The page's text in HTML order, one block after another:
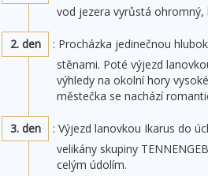
vod jezera vyrůstá ohromný,
2. den
: Procházka jedinečnou
stěnami. Poté výjezd
výhledy na okolní hory
městečka se nachází
3. den : Výjezd lanovkou Ikarus do
velikány skupiny
celým údolím.